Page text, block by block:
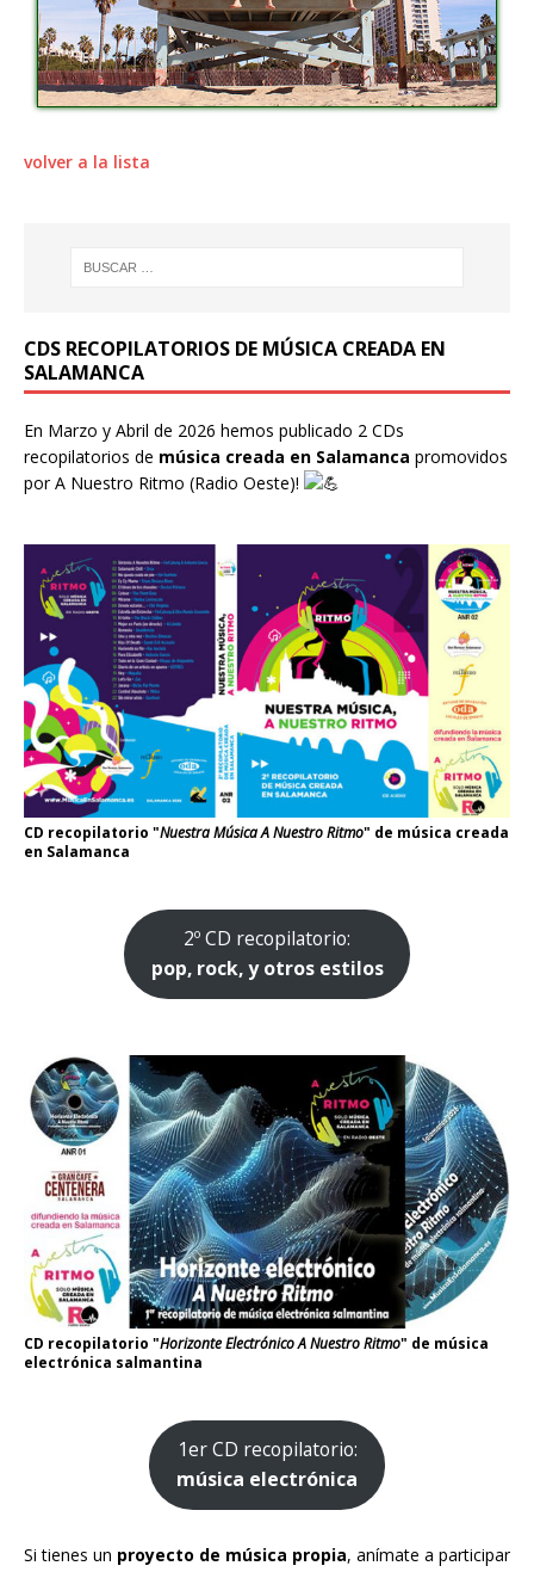
volver a la lista
CDS RECOPILATORIOS DE MÚSICA CREADA EN
SALAMANCA
En Marzo y Abril de 2026 hemos publicado 2 CDs
recopilatorios de música creada en Salamanca promovidos
porA Nuestro Ritmo (Radio Oeste)!
CD recopilatorio "Nuestra Música A Nuestro Ritmo" de música creada
en Salamanca
2º CD recopilatorio:
pop, rock, y otros estilos
CD recopilatorio "Horizonte Electrónico A Nuestro Ritmo" de música
electrónica salmantina
1er CD recopilatorio:
música electrónica
Si tienes un proyecto de música propia, anímate a participar